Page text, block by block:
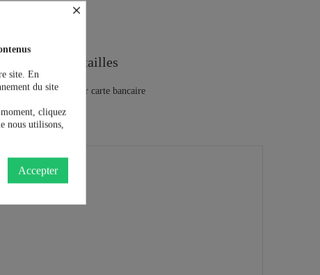
Guide des tailles
×
site. En
du site
cliquez
nous utilisons,
Accepter